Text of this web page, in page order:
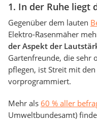
1. In der Ruhe liegt
Gegenüber dem lauten
Elektro-Rasenmäher
der Aspekt der
Gartenfreunde, die sehr
pflegen, ist Streit mit
vorprogrammiert.
Mehr als 60 % aller
Umweltbundesamt)